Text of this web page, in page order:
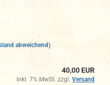
abweichend)
40,00 EUR
inkl. 7% MwSt. zzgl. Versand